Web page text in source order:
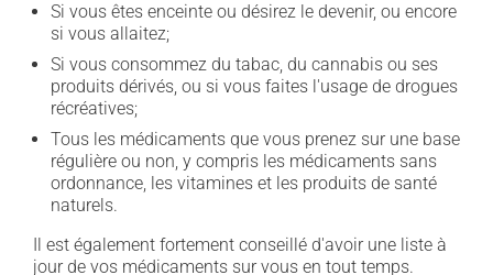
Si vous êtes enceinte ou désirez le devenir, ou encore
si vous allaitez;
Si vous consommez du tabac, du cannabis ou ses
produits dérivés, ou si vous faites l'usage de drogues
récréatives;
Tous les médicaments que vous prenez sur une base
régulière ou non, y compris les médicaments sans
ordonnance, les vitamines et les produits de santé
naturels.
Il est également fortement conseillé d'avoir une liste à
jour de vos médicaments sur vous en tout temps.